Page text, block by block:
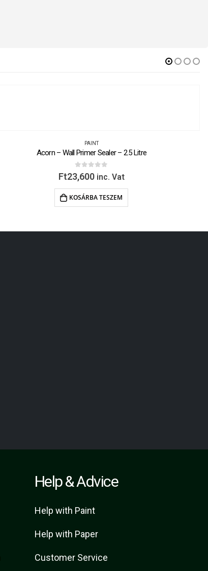
PAINT
Acorn – Wall Primer Sealer – 2.5 Litre
0 out of 5
Ft23,600 inc. Vat
KOSÁRBA TESZEM
Help & Advice
Help with Paint
Help with Paper
Customer Service